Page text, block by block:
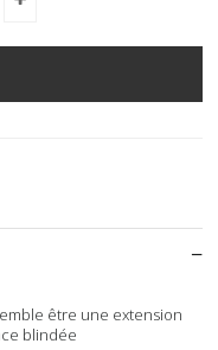
être une extension
blindée